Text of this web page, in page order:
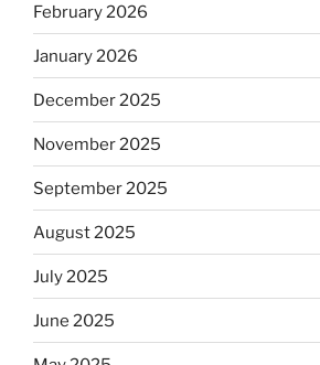
February 2026
January 2026
December 2025
November 2025
September 2025
August 2025
July 2025
June 2025